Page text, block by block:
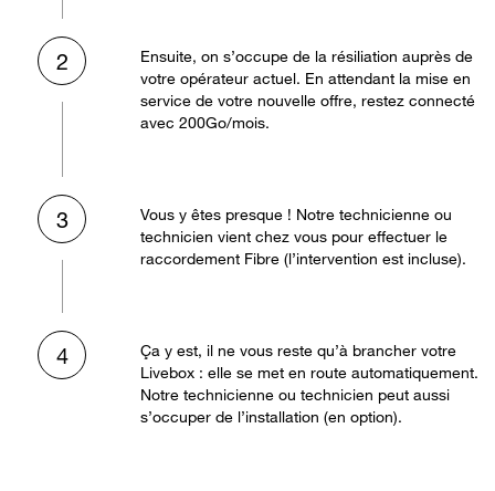
2
Ensuite, on s’occupe de la résiliation auprès de
votre opérateur actuel. En attendant la mise en
service de votre nouvelle offre, restez connecté
avec 200Go/mois.
3
Vous y êtes presque ! Notre technicienne ou
technicien vient chez vous pour effectuer le
raccordement Fibre (l’intervention est incluse).
4
Ça y est, il ne vous reste qu’à brancher votre
Livebox : elle se met en route automatiquement.
Notre technicienne ou technicien peut aussi
s’occuper de l’installation (en option).